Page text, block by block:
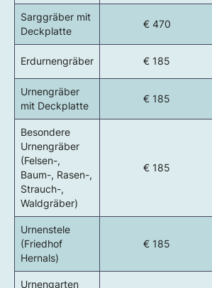
Sarggräber mit
Deckplatte
€ 470
Erdurnengräber € 185
Urnengräber
mit Deckplatte
€ 185
Besondere
Urnengräber
(Felsen-,
Baum-, Rasen-,
Strauch-,
Waldgräber)
€ 185
Urnenstele
(Friedhof
Hernals)
€ 185
Urnengarten